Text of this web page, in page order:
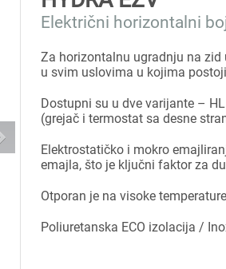
Električni horizontalni
Za horizontalnu ugradnju na
u svim uslovima u kojima
Dostupni su u dve varijante –
(grejač i termostat sa desne
Elektrostatičko i mokro
emajla, što je ključni faktor
Otporan je na visoke
Poliuretanska ECO